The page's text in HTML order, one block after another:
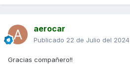
aerocar
Publicado 22 de Julio del 2024
Gracias compañero!!